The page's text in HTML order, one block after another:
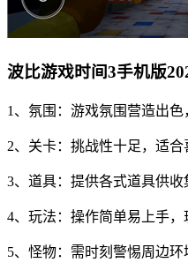
波比游戏时间3手机版
1、氛围：游戏氛围营造出
2、关卡：挑战性十足，适合
3、道具：提供各式道具供收
4、玩法：操作简单易上手，
5、怪物：需时刻警惕周边环